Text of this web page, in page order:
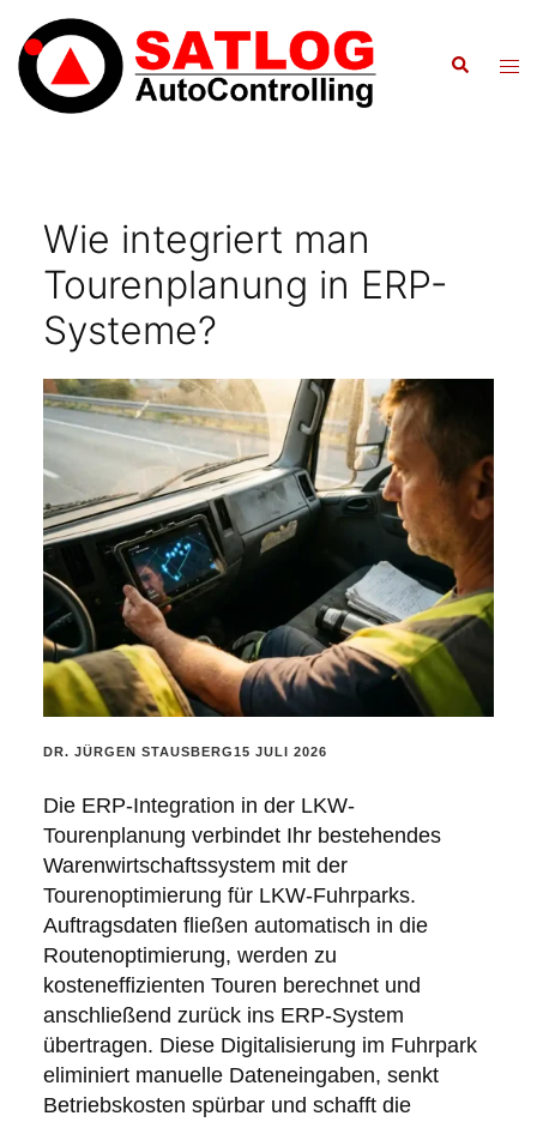
Inhalt
springen
Suche
Wie integriert man
Tourenplanung in ERP-
Systeme?
POSTED
DR. JÜRGEN STAUSBERG15 JULI 2026
Die ERP-Integration in der LKW-
Tourenplanung verbindet Ihr bestehendes
Warenwirtschaftssystem mit der
Tourenoptimierung für LKW-Fuhrparks.
Auftragsdaten fließen automatisch in die
Routenoptimierung, werden zu
kosteneffizienten Touren berechnet und
anschließend zurück ins ERP-System
übertragen. Diese Digitalisierung im Fuhrpark
eliminiert manuelle Dateneingaben, senkt
Betriebskosten spürbar und schafft die